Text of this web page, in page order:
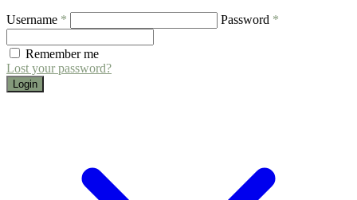
Username * Password *
Remember me
Lost your password?
Login